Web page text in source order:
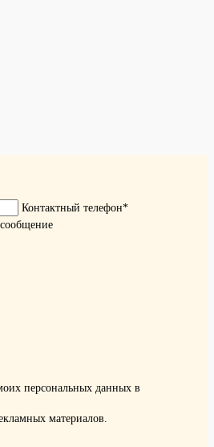
Контактный телефон*
персональных данных в
материалов.